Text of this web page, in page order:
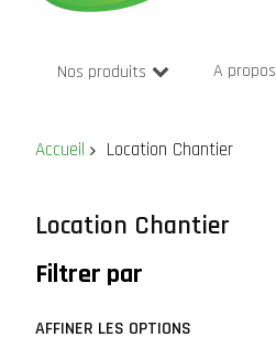
contenuNos produits A propos
Accueil Location Chantier
Location Chantier
Filtrer par
AFFINER LES OPTIONS